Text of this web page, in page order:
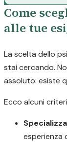
Come
alle tue
La scelta dello
stai cercando.
assoluto: esiste
Ecco alcuni
esperienza